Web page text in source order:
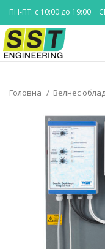
ПН-ПТ: с 10:00 до 19:00
Головна Велнес